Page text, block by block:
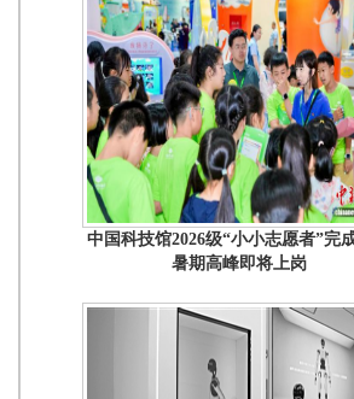
中国科技馆2026级“小小志愿者”完
暑期高峰即将上岗